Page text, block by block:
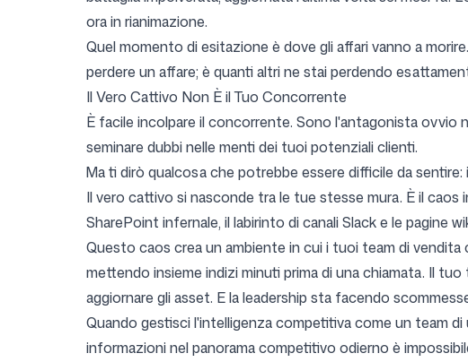
Accedi Registrati
ora in rianimazione.
Quel momento di esitazione è dove gli affari vanno a
perdere un affare; è quanti altri ne stai perdendo
Il Vero Cattivo Non È il Tuo Concorrente
È facile incolpare il concorrente. Sono l'antagonista
seminare dubbi nelle menti dei tuoi potenziali clienti.
Ma ti dirò qualcosa che potrebbe essere difficile da
Il vero cattivo si nasconde tra le tue stesse mura. È il caos
SharePoint infernale, il labirinto di canali Slack e le pagine
Questo caos crea un ambiente in cui i tuoi team di
mettendo insieme indizi minuti prima di una chiamata. Il
aggiornare gli asset. E la leadership sta facendo
Quando gestisci l'intelligenza competitiva come un team
informazioni nel panorama competitivo odierno è